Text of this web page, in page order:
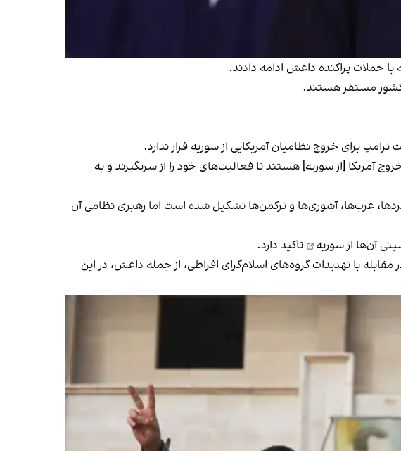
با حملات پراکنده داعش ادامه دادند.
[از سوریه] هستند تا فعالیت‌های خود را از سربگیرند و به
عرب‌ها، آشوری‌ها و ترکمن‌ها تشکیل شده است اما رهبری نظامی آن
آن‌ها از سوریه
تاکید دارد.
با تهدیدات گروه‌های اسلام‌گرای افراطی، از جمله داعش، در این